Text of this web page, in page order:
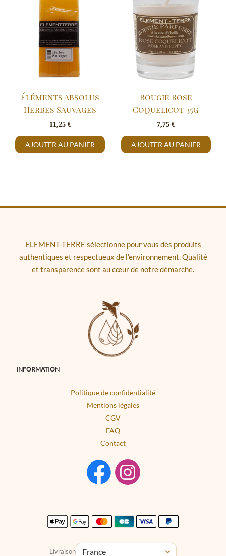
Éléments Absolus
Herbes Sauvages
11,25 €
AJOUTER AU PANIER
Bougie Rose
Coquelicot 35g
7,75 €
AJOUTER AU PANIER
ELEMENT-TERRE sélectionne pour vous des produits
authentiques et respectueux de l'environnement. Qualité
et transparence sont au cœur de notre démarche.
INFORMATION
Politique de confidentialité
Mentions légales
CGV
FAQ
Contact
Livraison